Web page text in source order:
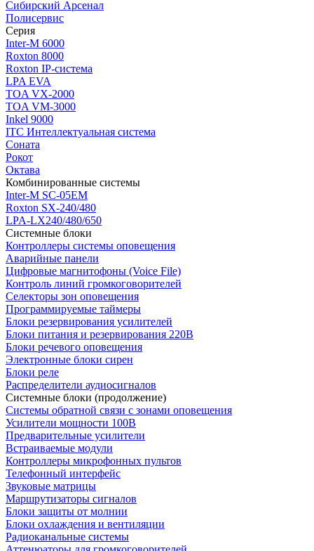
Сибирский Арсенал
Полисервис
Серия
Inter-M 6000
Roxton 8000
Roxton IP-система
LPA EVA
TOA VX-2000
TOA VM-3000
Inkel 9000
ITC Интеллектуальная система
Соната
Рокот
Октава
Комбинированные системы
Inter-M SC-05EM
Roxton SX-240/480
LPA-LX240/480/650
Системные блоки
Контроллеры системы оповещения
Аварийные панели
Цифровые магнитофоны (Voice File)
Контроль линий громкоговорителей
Селекторы зон оповещения
Программируемые таймеры
Блоки резервирования усилителей
Блоки питания и резервирования 220В
Блоки речевого оповещения
Электронные блоки сирен
Блоки реле
Распределители аудиосигналов
Системные блоки (продолжение)
Системы обратной связи с зонами оповещения
Усилители мощности 100В
Предварительные усилители
Встраиваемые модули
Контроллеры микрофонных пультов
Телефонный интерфейс
Звуковые матрицы
Маршрутизаторы сигналов
Блоки защиты от молнии
Блоки охлаждения и вентиляции
Радиоканальные системы